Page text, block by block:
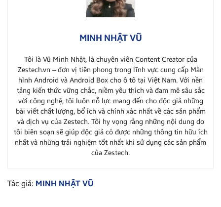
MINH NHẬT VŨ
Tôi là Vũ Minh Nhật, là chuyên viên Content Creator của
Zestech.vn – đơn vị tiên phong trong lĩnh vực cung cấp Màn
hình Android và Android Box cho ô tô tại Việt Nam. Với nền
tảng kiến thức vững chắc, niềm yêu thích và đam mê sâu sắc
với công nghệ, tôi luôn nỗ lực mang đến cho độc giả những
bài viết chất lượng, bổ ích và chính xác nhất về các sản phẩm
và dịch vụ của Zestech. Tôi hy vọng rằng những nội dung do
tôi biên soạn sẽ giúp độc giả có được những thông tin hữu ích
nhất và những trải nghiệm tốt nhất khi sử dụng các sản phẩm
của Zestech.
Tác giả: MINH NHẬT VŨ